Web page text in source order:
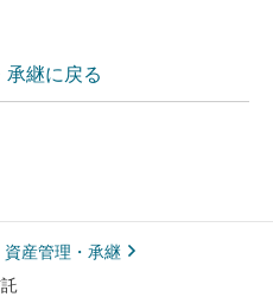
継に戻る
資産管理・承継